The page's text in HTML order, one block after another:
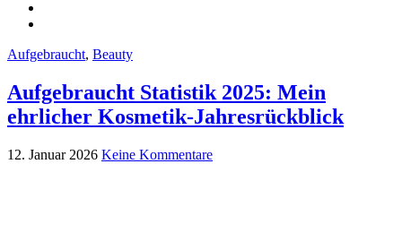
Aufgebraucht, Beauty
Aufgebraucht Statistik 2025: Mein
ehrlicher Kosmetik-Jahresrückblick
12. Januar 2026 Keine Kommentare